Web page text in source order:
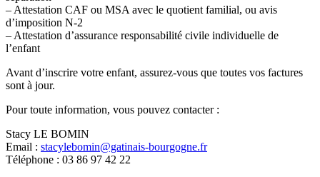
– Attestation CAF ou MSA avec le quotient familial, ou avis
d’imposition N-2
– Attestation d’assurance responsabilité civile individuelle de
l’enfant
Avant d’inscrire votre enfant, assurez-vous que toutes vos factures
sont à jour.
Pour toute information, vous pouvez contacter :
Stacy LE BOMIN
Email : stacylebomin@gatinais-bourgogne.fr
Téléphone : 03 86 97 42 22